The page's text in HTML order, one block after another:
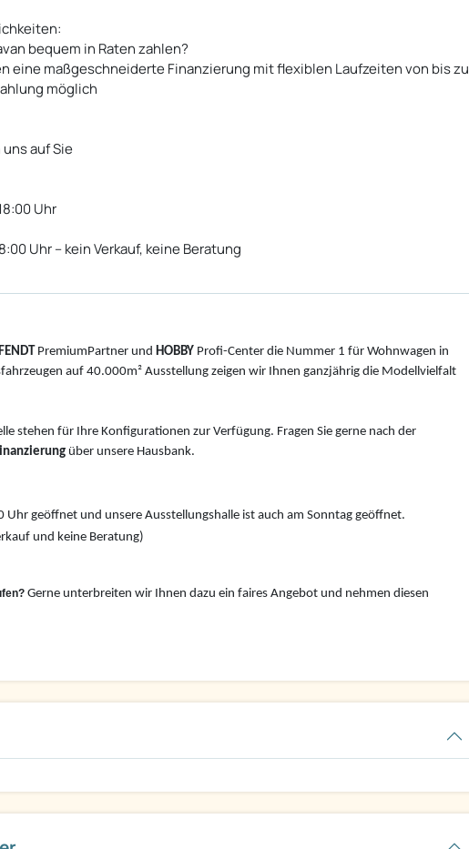
bequem in Raten zahlen?
eine maßgeschneiderte Finanzierung mit flexiblen Laufzeiten von bis zu
möglich
auf Sie
Uhr
Uhr – kein Verkauf, keine Beratung
PremiumPartner und HOBBY Profi-Center die Nummer 1 für Wohnwagen in
auf 40.000m² Ausstellung zeigen wir Ihnen ganzjährig die Modellvielfalt
stehen für Ihre Konfigurationen zur Verfügung. Fragen Sie gerne nach der
über unsere Hausbank.
Uhr geöffnet und unsere Ausstellungshalle ist auch am Sonntag geöffnet.
und keine Beratung)
Gerne unterbreiten wir Ihnen dazu ein faires Angebot und nehmen diesen